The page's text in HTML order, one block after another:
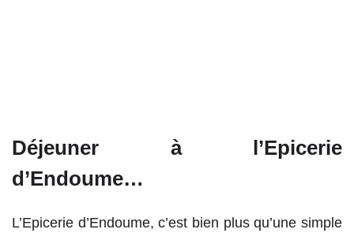
Déjeuner à l’Epicerie
d’Endoume…
L’Epicerie d’Endoume, c’est bien plus qu’une simple